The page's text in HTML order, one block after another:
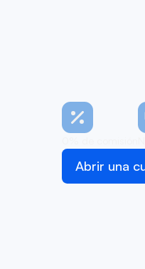
Abrir una